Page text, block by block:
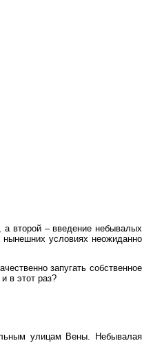
а второй – введение небывалых
нынешних условиях неожиданно
запугать собственное
в этот раз?
улицам Вены. Небывалая